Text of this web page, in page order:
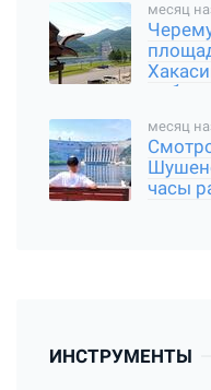
месяц
месяц
часы
ИНСТРУМЕНТЫ